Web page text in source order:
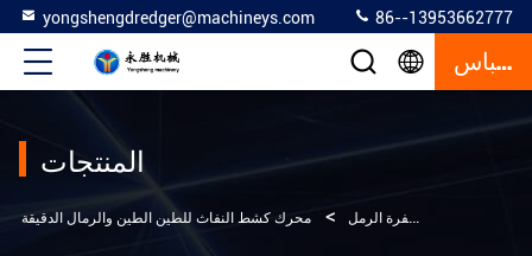
yongshengdredger@machineys.com 86--13953662777
إقتباس
المنتجات
حفرة الرمل > محرك كشط النفاث للطين الطين والرمال الدقيقة